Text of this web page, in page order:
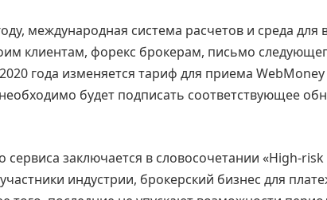
международная система расчетов и среда для
клиентам, форекс брокерам, письмо
года изменяется тариф для приема WebMoney
будет подписать соответствующее
заключается в словосочетании «High-risk
индустрии, брокерский бизнес для